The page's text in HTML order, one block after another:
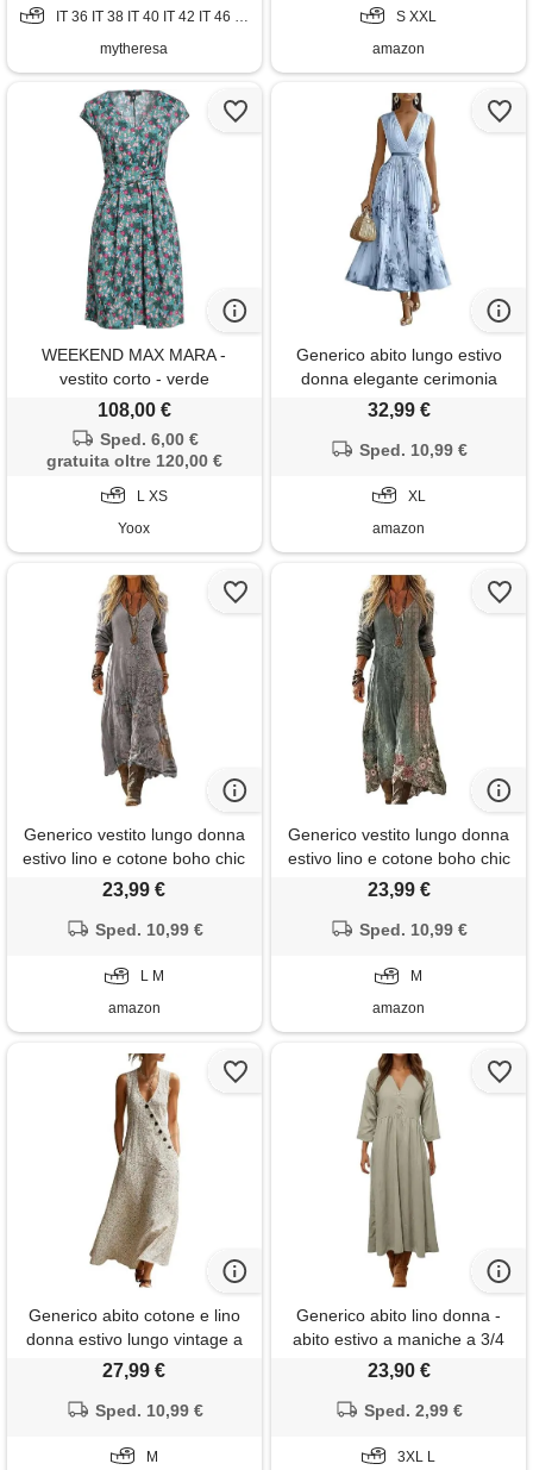
IT 36 IT 38 IT 40 IT 42 IT 46 IT 50
mytheresa
comodo moda 2026
S XXL
amazon
WEEKEND MAX MARA -
vestito corto - verde
108,00 €
Sped. 6,00 €
gratuita oltre 120,00 €
L XS
Yoox
Generico abito lungo estivo
donna elegante cerimonia
vestito matrimonio invitata
scollo a v sexy maxi taglie forti
spiaggia vacanza moda 2026
(a11, xl)
32,99 €
Sped. 10,99 €
XL
amazon
Generico vestito lungo donna
estivo lino e cotone boho chic
abito maxi vintage scollo a v
per mare spiaggia vacanza
moda 2026
23,99 €
Sped. 10,99 €
L M
amazon
Generico vestito lungo donna
estivo lino e cotone boho chic
abito maxi vintage scollo a v
per mare spiaggia vacanza
moda 2026
23,99 €
Sped. 10,99 €
M
amazon
Generico abito cotone e lino
donna estivo lungo vintage a
pois con bottoni scollo a v
elegante maxi prendisole
taglie forti mare vacanza
27,99 €
Sped. 10,99 €
M
Generico abito lino donna -
abito estivo a maniche a 3/4
boho chic abiti vacanza
lungo in cotone scollo a v
unita morbido e traspiranti
23,90 €
Sped. 2,99 €
3XL L